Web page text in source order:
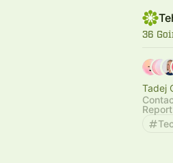
36
Tadej